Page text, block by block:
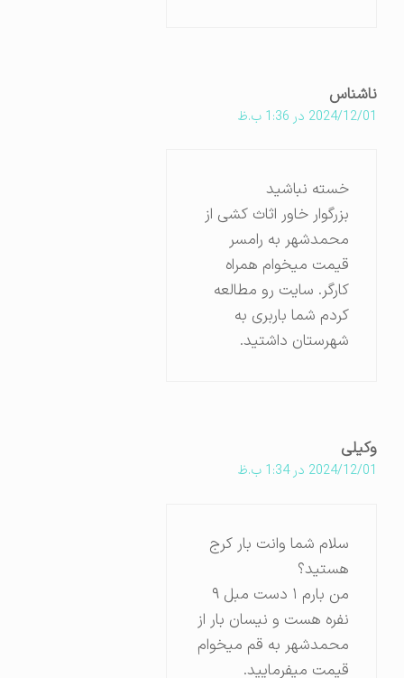
ناشناس
2024/12/01 در 1:36 ب.ظ
خسته نباشید
بزرگوار خاور اثاث کشی از
محمدشهر به رامسر
قیمت میخوام همراه
کارگر. سایت رو مطالعه
کردم شما باربری به
شهرستان داشتید.
وکیلی
2024/12/01 در 1:34 ب.ظ
سلام شما وانت بار کرج
هستید؟
من بارم ۱ دست مبل ۹
نفره هست و نیسان بار از
محمدشهر به قم میخوام
قیمت میفرمایید.